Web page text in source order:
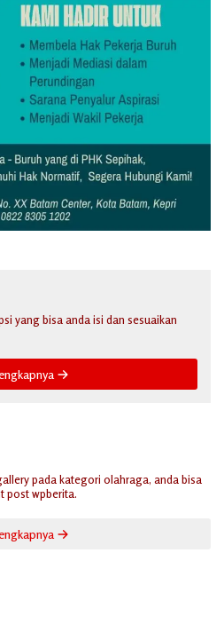
yang bisa anda isi dan sesuaikan
pada kategori olahraga, anda bisa
post wpberita.